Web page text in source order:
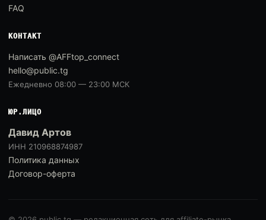
FAQ
КОНТАКТ
Написать @AFFtop_connect
hello@public.tg
Ежедневно 08:00 — 23:00 МСК
ЮР.ЛИЦО
Давид Артов
ИНН 210968874987
Политика данных
Договор-оферта